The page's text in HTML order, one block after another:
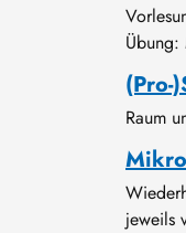
Übung:
(Pro-
Raum
jeweils